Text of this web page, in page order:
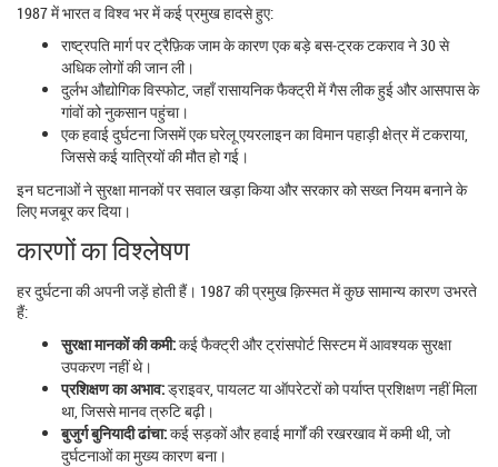
1987 में भारत व विश्व भर में कई प्रमुख हादसे हुए:
राष्ट्रपति मार्ग पर ट्रैफ़िक जाम के कारण एक बड़े बस‑ट्रक टकराव ने 30 से
अधिक लोगों की जान ली।
दुर्लभ औद्योगिक विस्फोट, जहाँ रासायनिक फैक्ट्री में गैस लीक हुई और आसपास के
गांवों को नुकसान पहुंचा।
एक हवाई दुर्घटना जिसमें एक घरेलू एयरलाइन का विमान पहाड़ी क्षेत्र में टकराया,
जिससे कई यात्रियों की मौत हो गई।
इन घटनाओं ने सुरक्षा मानकों पर सवाल खड़ा किया और सरकार को सख्त नियम बनाने के
लिए मजबूर कर दिया।
कारणों का विश्लेषण
हर दुर्घटना की अपनी जड़ें होती हैं। 1987 की प्रमुख क़िस्मत में कुछ सामान्य कारण उभरते
हैं:
सुरक्षा मानकों की कमी:कई फैक्ट्री और ट्रांसपोर्ट सिस्टम में आवश्यक सुरक्षा
उपकरण नहीं थे।
प्रशिक्षण का अभाव:ड्राइवर, पायलट या ऑपरेटरों को पर्याप्त प्रशिक्षण नहीं मिला
था, जिससे मानव त्रुटि बढ़ी।
बुजुर्ग बुनियादी ढांचा:कई सड़कों और हवाई मार्गों की रखरखाव में कमी थी, जो
दुर्घटनाओं का मुख्य कारण बना।